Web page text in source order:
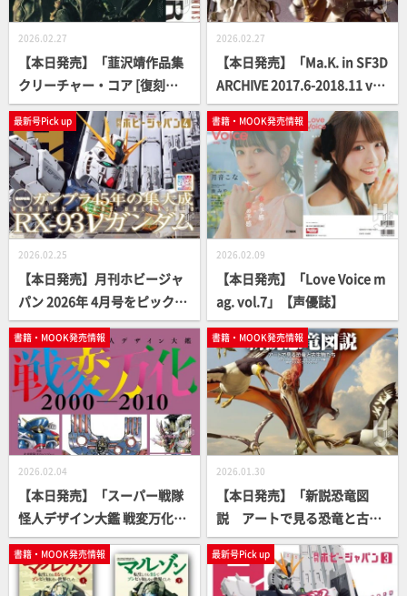
2026.02.27
【本日発売】「韮沢靖作品集
クリーチャー・コア [復刻
版]」【高精細スキャン】
2026.02.27
【本日発売】「Ma.K. in SF3D
ARCHIVE 2017.6-2018.11 vol.
6」【MAX渡辺×横山宏】
最新号Pick up
2026.02.25
【本日発売】月刊ホビージャ
パン 2026年 4月号をピックア
ップ！
書籍・MOOK発売情報
2026.02.09
【本日発売】「Love Voice m
ag. vol.7」【声優誌】
書籍・MOOK発売情報
2026.02.04
【本日発売】「スーパー戦隊
怪人デザイン大鑑 戦変万化
2000-2010」【デザイン画
集】
書籍・MOOK発売情報
2026.01.30
【本日発売】「新説恐竜図
説 アートで見る恐竜と古生
物たち」【アート集】
書籍・MOOK発売情報 最新号Pick up